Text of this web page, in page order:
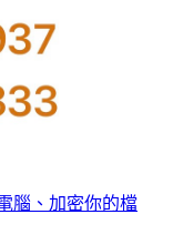
腦、加密你的檔